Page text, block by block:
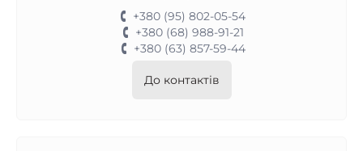
+380 (95) 802-05-54
+380 (68) 988-91-21
+380 (63) 857-59-44
До контактів